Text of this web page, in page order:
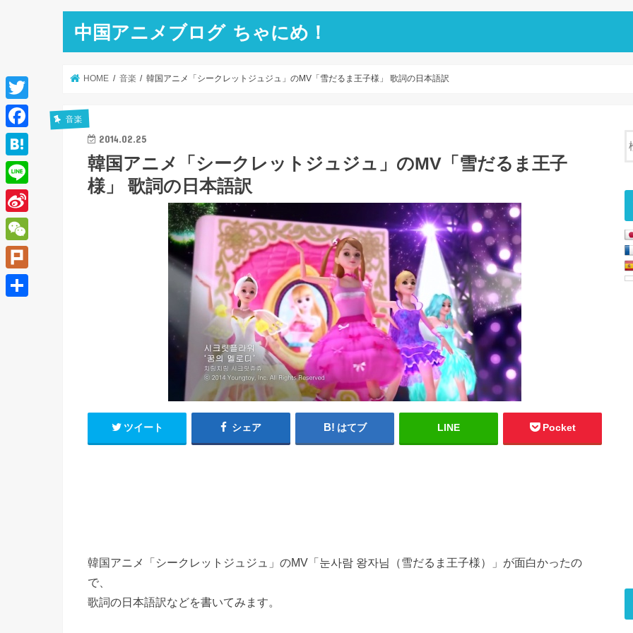
中国アニメブログ ちゃにめ！
HOME 音楽 韓国アニメ「シークレットジュジュ」のMV「雪だるま王子様」 歌詞の日本語訳
音楽
2014.02.25
韓国アニメ「シークレットジュジュ」のMV「雪だるま王子
様」 歌詞の日本語訳
ツイート シェア はてブ LINE Pocket
韓国アニメ「シークレットジュジュ」のMV「눈사람 왕자님（雪だるま王子様）」が面白かったの
で、
歌詞の日本語訳などを書いてみます。
T
w
i
t
e
r
F
a
c
e
b
o
o
k
H
a
t
e
a
L
i
n
e
S
i
n
a
W
e
C
P